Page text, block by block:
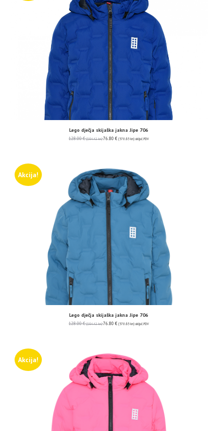
Lego dječja skijaška jakna Jipe 706
128.00€ (964.42 kn) 76.80 € (578.65 kn) uključ. PDV
Akcija!
Lego dječja skijaška jakna Jipe 706
128.00€ (964.42 kn) 76.80 € (578.65 kn) uključ. PDV
Akcija!